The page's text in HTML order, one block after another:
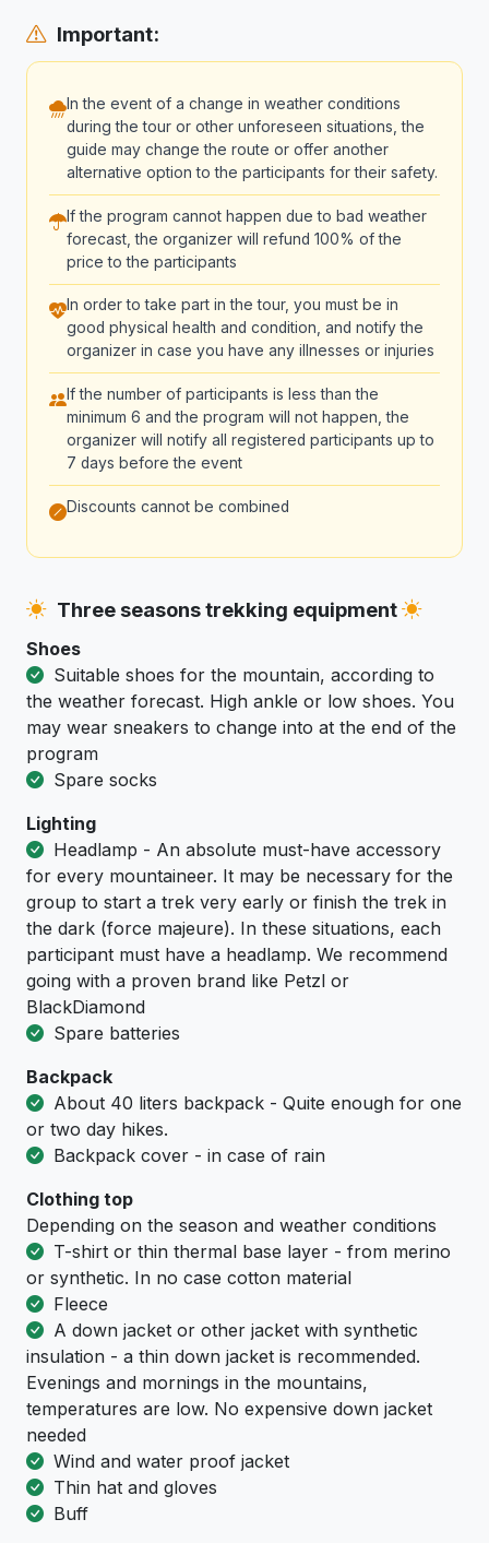
Important:
In the event of a change in weather conditions
during the tour or other unforeseen situations, the
guide may change the route or offer another
alternative option to the participants for their safety.
If the program cannot happen due to bad weather
forecast, the organizer will refund 100% of the
price to the participants
In order to take part in the tour, you must be in
good physical health and condition, and notify the
organizer in case you have any illnesses or injuries
If the number of participants is less than the
minimum 6 and the program will not happen, the
organizer will notify all registered participants up to
7 days before the event
Discounts cannot be combined
Three seasons trekking equipment
Shoes
Suitable shoes for the mountain, according to
the weather forecast. High ankle or low shoes. You
may wear sneakers to change into at the end of the
program
Spare socks
Lighting
Headlamp - An absolute must-have accessory
for every mountaineer. It may be necessary for the
group to start a trek very early or finish the trek in
the dark (force majeure). In these situations, each
participant must have a headlamp. We recommend
going with a proven brand like Petzl or
BlackDiamond
Spare batteries
Backpack
About 40 liters backpack - Quite enough for one
or two day hikes.
Backpack cover - in case of rain
Clothing top
Depending on the season and weather conditions
T-shirt or thin thermal base layer - from merino
or synthetic. In no case cotton material
Fleece
A down jacket or other jacket with synthetic
insulation - a thin down jacket is recommended.
Evenings and mornings in the mountains,
temperatures are low. No expensive down jacket
needed
Wind and water proof jacket
Thin hat and gloves
Buff